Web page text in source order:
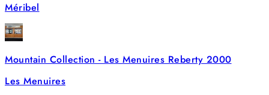
Méribel
Mountain Collection - Les Menuires Reberty 2000
Les Menuires